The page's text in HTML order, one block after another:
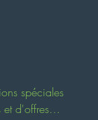
spéciales
d'offres